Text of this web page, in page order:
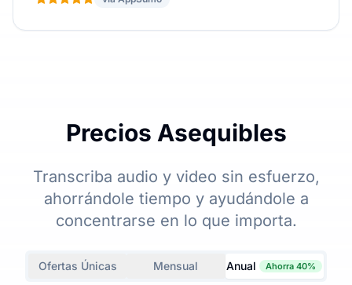
Precios Asequibles
Transcriba audio y video sin esfuerzo,
ahorrándole tiempo y ayudándole a
concentrarse en lo que importa.
Ofertas Únicas Mensual Anual Ahorra 40%